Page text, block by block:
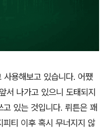
용해보고 있습니다. 어쨌
서 나가고 있으니 도태되지
있는 것입니다. 뤼튼은 꽤
티 이후 혹시 무너지지 않